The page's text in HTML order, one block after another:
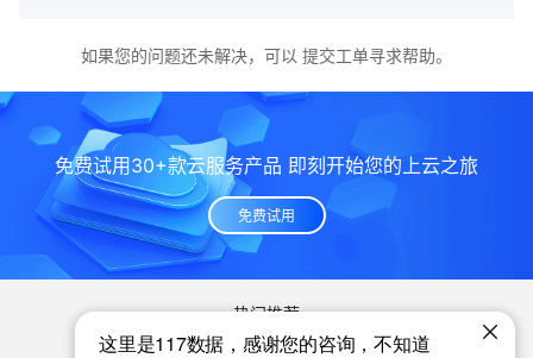
如果您的问题还未解决，可以 提交工单寻求帮助。
免费试用30+款云服务产品 即刻开始您的上云之旅
免费试用
热门推荐
云服务器
云虚拟主机 域名注册 物理机